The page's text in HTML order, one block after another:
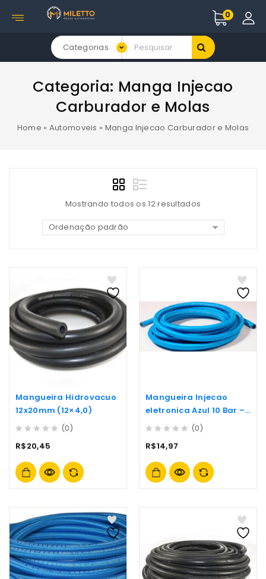
0
Categorias
Categoria: Manga Injecao
Carburador e Molas
Home » Automoveis » Manga Injecao Carburador e Molas
Mostrando todos os 12 resultados
Ordenação padrão
Mangueira Hidrovacuo
12x20mm (12×4,0)
out
5
(0)
R$20,45
Mangueira Injecao
eletronica Azul 10 Bar –
7x13mm
out
5
(0)
R$14,97